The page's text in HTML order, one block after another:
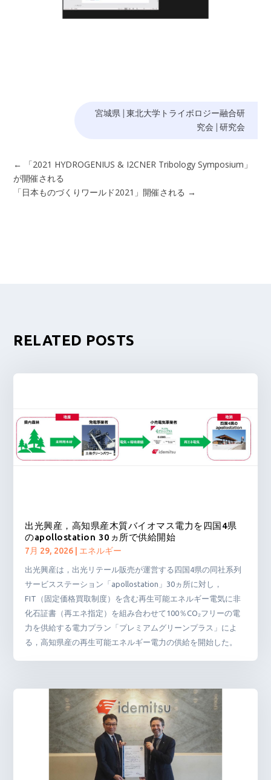
宮城県| 東北大学トライボロジー融合研
究会
研究会
←
「2021 HYDROGENIUS & I2CNER Tribology Symposium」
が開催される
「日本ものづくりワールド2021」開催される →
RELATED POSTS
出光興産，高知県産木質バイオマス電力を四国4県
のapollostation 30ヵ所で供給開始
7月 29, 2026 エネルギー
出光興産は，出光リテール販売が運営する四国4県の同社系列
サービスステーション「apollostation」30ヵ所に対し，
FIT（固定価格買取制度）を含む再生可能エネルギー電気に非
化石証書（再エネ指定）を組み合わせて100％CO₂フリーの電
力を供給する電力プラン「プレミアムグリーンプラス」によ
る，高知県産の再生可能エネルギー電力の供給を開始した。